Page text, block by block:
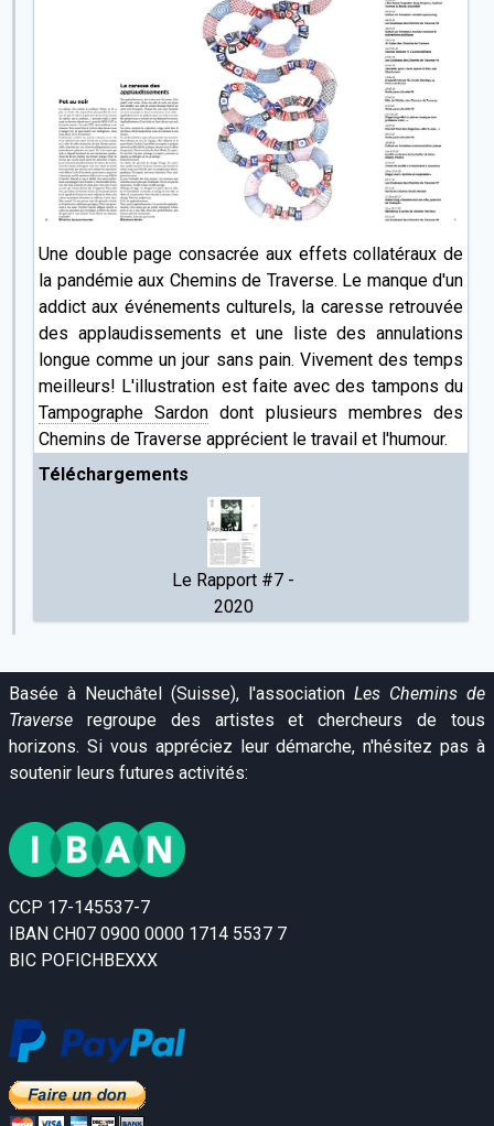
Une double page consacrée aux effets collatéraux de
la pandémie aux Chemins de Traverse. Le manque d'un
addict aux événements culturels, la caresse retrouvée
des applaudissements et une liste des annulations
longue comme un jour sans pain. Vivement des temps
meilleurs! L'illustration est faite avec des tampons du
Tampographe Sardon dont plusieurs membres des
Chemins de Traverse apprécient le travail et l'humour.
Téléchargements
Le Rapport #7 -
2020
Basée à Neuchâtel (Suisse), l'association Les Chemins de
Traverse regroupe des artistes et chercheurs de tous
horizons. Si vous appréciez leur démarche, n'hésitez pas à
soutenir leurs futures activités:
CCP 17-145537-7
IBAN CH07 0900 0000 1714 5537 7
BIC POFICHBEXXX